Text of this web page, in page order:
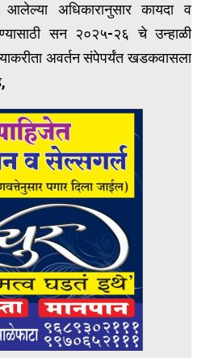
अधिकारानुसार कायदा व
सन २०२५-२६ चे उन्हाळी
अवर्तन संपेपर्यंत खडकवासला